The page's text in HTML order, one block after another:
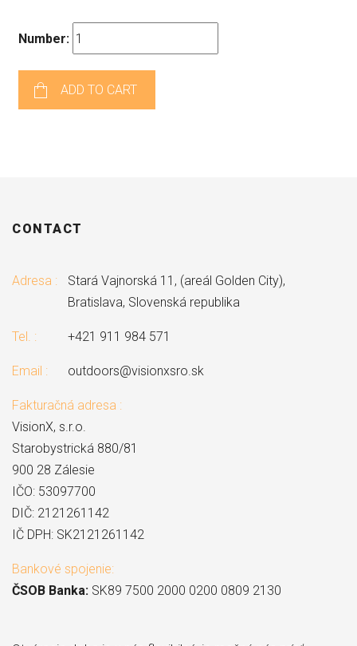
Number:
ADD TO CART
CONTACT
Adresa :
Stará Vajnorská 11, (areál Golden City),
Bratislava, Slovenská republika
Tel. : +421 911 984 571
Email : outdoors@visionxsro.sk
Fakturačná adresa :
VisionX, s.r.o.
Starobystrická 880/81
900 28 Zálesie
IČO: 53097700
DIČ: 2121261142
IČ DPH: SK2121261142
Bankové spojenie:
ČSOB Banka: SK89 7500 2000 0200 0809 2130